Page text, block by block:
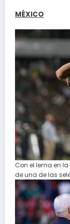
MÉXICO
Con el lema en
de una de las